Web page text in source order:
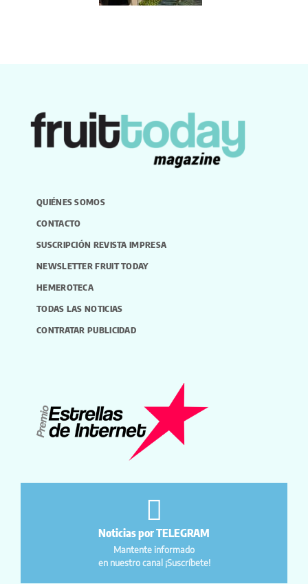
QUIÉNES SOMOS
CONTACTO
SUSCRIPCIÓN REVISTA IMPRESA
NEWSLETTER FRUIT TODAY
HEMEROTECA
TODAS LAS NOTICIAS
CONTRATAR PUBLICIDAD
Noticias por TELEGRAM
Mantente informado
en nuestro canal ¡Suscríbete!